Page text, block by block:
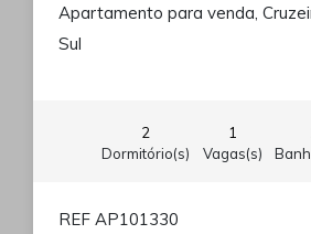
Apartamento para venda,
Sul
2
Dormitório(s)
1
Vagas(s)
REF AP101330